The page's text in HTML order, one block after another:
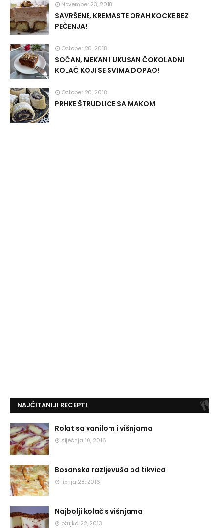
November 23, 2018
SAVRŠENE, KREMASTE ORAH KOCKE BEZ
PEČENJA!
October 20, 2018
SOČAN, MEKAN I UKUSAN ČOKOLADNI
KOLAČ KOJI SE SVIMA DOPAO!
October 20, 2018
PRHKE ŠTRUDLICE SA MAKOM
NAJČITANIJI RECEPTI
Rolat sa vanilom i višnjama
siječnja 10, 2016
Bosanska razljevuša od tikvica
lipnja 28, 2016
Najbolji kolač s višnjama
ožujka 22, 2013